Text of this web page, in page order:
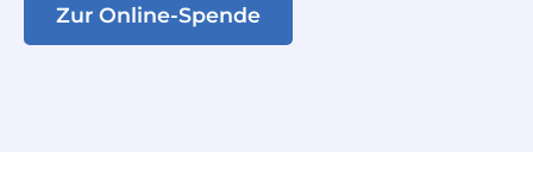
Zur Online-Spende